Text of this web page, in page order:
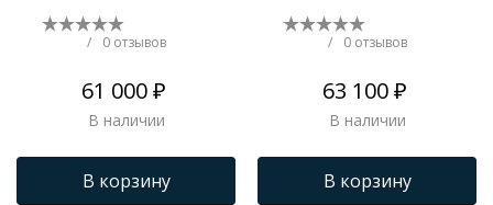
/ 0 отзывов
61 000 ₽
В наличии
В корзину
/ 0 отзывов
63 100 ₽
В наличии
В корзину